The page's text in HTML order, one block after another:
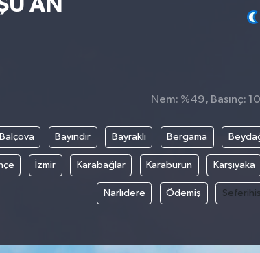
Nem: %49, Basınç:
Balçova Bayındır Bayraklı Bergama
İzmir Karabağlar Karaburun Karşıyaka
Narlıdere Ödemiş